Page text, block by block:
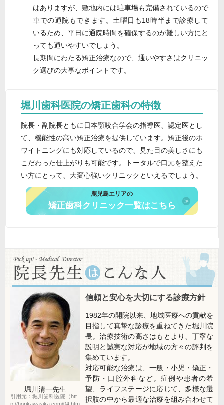
はありますが、敷地内には駐車場も完備されているので
車での通院もできます。土曜日も18時半まで診療して
いるため、平日に通院時間を確保するのが難しい方にと
っても通いやすいでしょう。
長期間にわたる矯正治療なので、通いやすさはクリニッ
ク選びの大事なポイントです。
堀川歯科医院の矯正歯科の特徴
院長・副院長ともに日本顎咬合学会の指導医、認定医とし
て、機能性の高い矯正治療を提供しています。矯正後のホ
ワイトニングにも対応しているので、見た目の美しさにも
こだわった仕上がりも可能です。トータルで口元を整えた
い方にとって、大変心強いクリニックといえるでしょう。
鹿児島エリアの
矯正歯科クリニック一覧はこちら
堀川清一先生
引用元：堀川歯科医院（htt
信頼と安心を大切にする診療方針
1982年の開院以来、地域医療への貢献を
目指して真摯な診療を重ねてきた堀川院
長。治療技術の高さはもとより、丁寧な
説明と誠実な対応が地域の方々の評判を
集めています。
対応可能な治療は、一般・小児・矯正・
予防・口腔外科など。症例や患者の希
望、ライフステージに応じて、多様な選
択肢の中から最適な治療を組み合わせて